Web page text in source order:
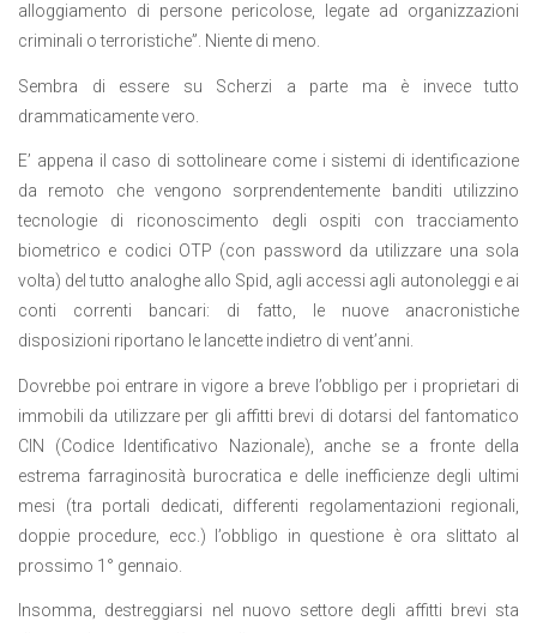
alloggiamento di persone pericolose, legate ad organizzazioni
criminali o terroristiche”. Niente di meno.
Sembra di essere su Scherzi a parte ma è invece tutto
drammaticamente vero.
E’ appena il caso di sottolineare come i sistemi di identificazione
da remoto che vengono sorprendentemente banditi utilizzino
tecnologie di riconoscimento degli ospiti con tracciamento
biometrico e codici OTP (con password da utilizzare una sola
volta) del tutto analoghe allo Spid, agli accessi agli autonoleggi e ai
conti correnti bancari: di fatto, le nuove anacronistiche
disposizioni riportano le lancette indietro di vent’anni.
Dovrebbe poi entrare in vigore a breve l’obbligo per i proprietari di
immobili da utilizzare per gli affitti brevi di dotarsi del fantomatico
CIN (Codice Identificativo Nazionale), anche se a fronte della
estrema farraginosità burocratica e delle inefficienze degli ultimi
mesi (tra portali dedicati, differenti regolamentazioni regionali,
doppie procedure, ecc.) l’obbligo in questione è ora slittato al
prossimo 1° gennaio.
Insomma, destreggiarsi nel nuovo settore degli affitti brevi sta